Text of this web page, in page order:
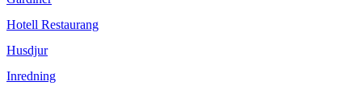
Hotell Restaurang
Husdjur
Inredning